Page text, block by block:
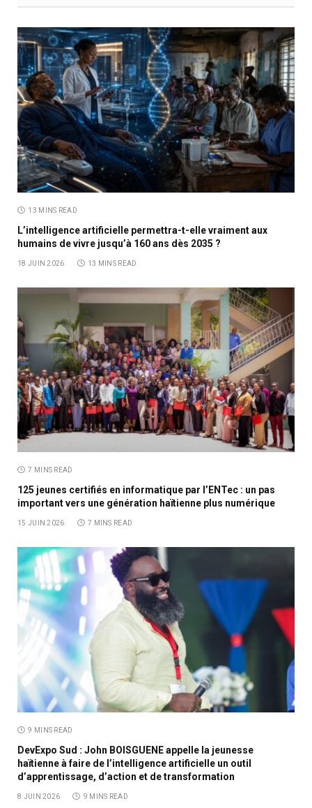
13 MINS READ
L’intelligence artificielle permettra-t-elle vraiment aux
humains de vivre jusqu’à 160 ans dès 2035 ?
18 JUIN 2026 13 MINS READ
7 MINS READ
125 jeunes certifiés en informatique par l’ENTec : un pas
important vers une génération haïtienne plus numérique
15 JUIN 2026 7 MINS READ
9 MINS READ
DevExpo Sud : John BOISGUENE appelle la jeunesse
haïtienne à faire de l’intelligence artificielle un outil
d’apprentissage, d’action et de transformation
8 JUIN 2026 9 MINS READ